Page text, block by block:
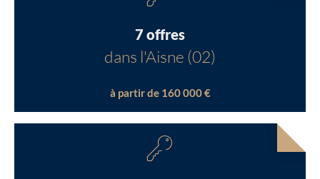
7 offres
dans l'Aisne (02)
à partir de 160 000 €